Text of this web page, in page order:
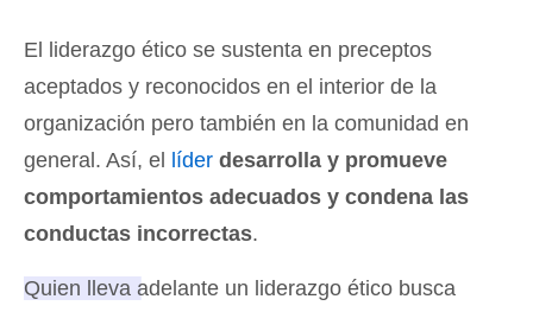
El liderazgo ético se sustenta en preceptos
aceptados y reconocidos en el interior de la
organización pero también en la comunidad en
general. Así, el
líder desarrolla y promueve
comportamientos adecuados y condena las
conductas incorrectas.
Quien lleva adelante un liderazgo ético busca